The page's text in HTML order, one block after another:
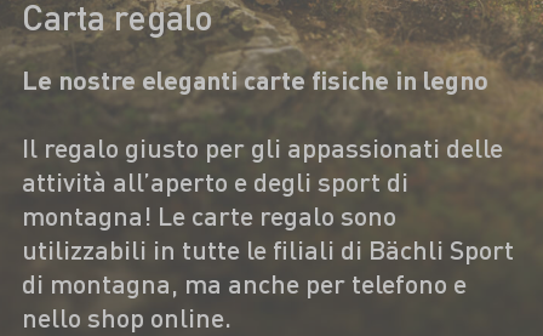
Carta regalo
Le nostre eleganti carte fisiche in legno
Il regalo giusto per gli appassionati delle
attività all’aperto e degli sport di
montagna! Le carte regalo sono
utilizzabili in tutte le filiali di Bächli Sport
di montagna, ma anche per telefono e
nello shop online.